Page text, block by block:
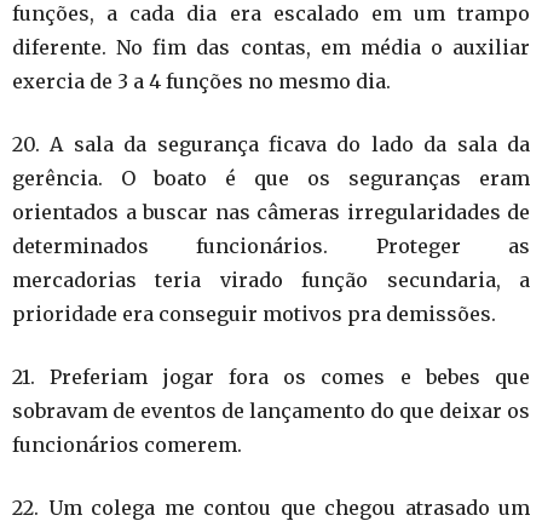
funções, a cada dia era escalado em um trampo
diferente. No fim das contas, em média o auxiliar
exercia de 3 a 4 funções no mesmo dia.
20. A sala da segurança ficava do lado da sala da
gerência. O boato é que os seguranças eram
orientados a buscar nas câmeras irregularidades de
determinados funcionários. Proteger as
mercadorias teria virado função secundaria, a
prioridade era conseguir motivos pra demissões.
21. Preferiam jogar fora os comes e bebes que
sobravam de eventos de lançamento do que deixar os
funcionários comerem.
22. Um colega me contou que chegou atrasado um